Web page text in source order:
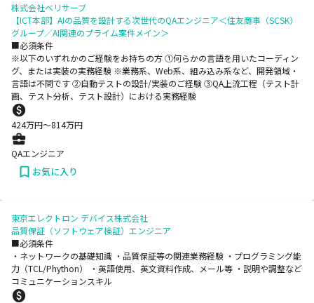
株式会社ベリサーブ
【ICT本部】AIの品質を設計する次世代のQAエンジニア＜住友商事（SCSK）
グループ／AI関連のプライム案件メイン＞
■必須条件
※以下のいずれかのご経験をお持ちの方 ①何らかの言語を用いたコーディン
グ、または実装の実務経験 ※業務系、Web系、組み込み系など、開発領域・
言語は不問です ②自動テストの設計/実装のご経験 ③QA上流工程（テスト計
画、テスト分析、テスト設計）における実務経験
424万円〜814万円
QAエンジニア
お気に入り
東京エレクトロン デバイス株式会社
品質保証（ソフトウェア検証）エンジニア
■必須条件
・ネットワークの基礎知識 ・品質保証等の関連業務経験 ・プログラミング能
力（TCL/Phython） ・英語使用、英文資料作成、メール等 ・説明や調整など
コミュニケーションスキル